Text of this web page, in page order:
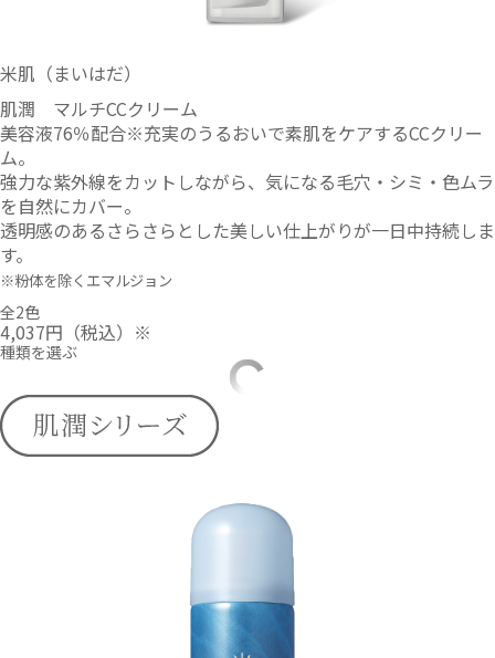
米肌（まいはだ）
肌潤 マルチCCクリーム
美容液76％配合※充実のうるおいで素肌をケアするCCクリー
ム。
強力な紫外線をカットしながら、気になる毛穴・シミ・色ムラ
を自然にカバー。
透明感のあるさらさらとした美しい仕上がりが一日中持続しま
す。
※粉体を除くエマルジョン
全2色
4,037円 （税込）※
種類を選ぶ